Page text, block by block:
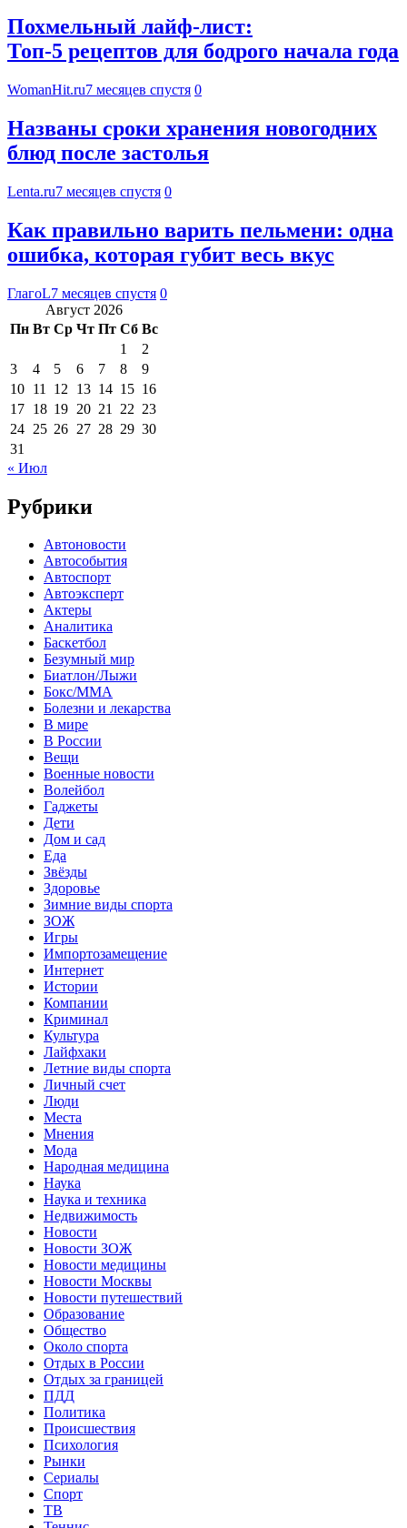
Похмельный лайф-лист:
Топ-5 рецептов для бодрого начала года
WomanHit.ru7 месяцев спустя 0
Названы сроки хранения новогодних
блюд после застолья
Lenta.ru7 месяцев спустя 0
Как правильно варить пельмени: одна
ошибка, которая губит весь вкус
ГлагоL7 месяцев спустя 0
Август 2026
Пн Вт Ср Чт Пт Сб Вс
1
2
3
4 5 6 7 8
9
10 11 12 13 14 15 16
17 18 19 20 21 22 23
24 25 26 27 28 29 30
31
« Июл
Рубрики
Автоновости
Автособытия
Автоспорт
Автоэксперт
Актеры
Аналитика
Баскетбол
Безумный мир
Биатлон/Лыжи
Бокс/MMA
Болезни и лекарства
В мире
В России
Вещи
Военные новости
Волейбол
Гаджеты
Дети
Дом и сад
Еда
Звёзды
Здоровье
Зимние виды спорта
ЗОЖ
Игры
Импортозамещение
Интернет
Истории
Компании
Криминал
Культура
Лайфхаки
Летние виды спорта
Личный счет
Люди
Места
Мнения
Мода
Народная медицина
Наука
Наука и техника
Недвижимость
Новости
Новости ЗОЖ
Новости медицины
Новости Москвы
Новости путешествий
Образование
Общество
Около спорта
Отдых в России
Отдых за границей
ПДД
Политика
Происшествия
Психология
Рынки
Сериалы
Спорт
ТВ